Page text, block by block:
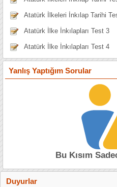
Atatürk İlkeleri İnkılap Tarihi
Atatürk İlke İnkılapları Test 3
Atatürk İlke İnkılapları Test 4
Yanlış Yaptığım Sorular
Bu Kısım
Duyurlar